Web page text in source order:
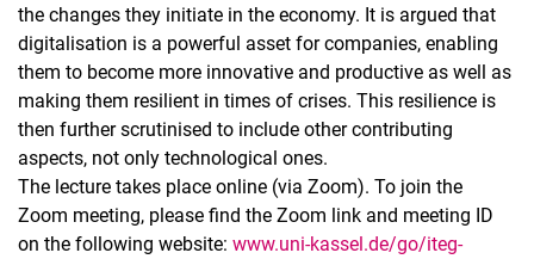
the changes they initiate in the economy. It is argued that
digitalisation is a powerful asset for companies, enabling
them to become more innovative and productive as well as
making them resilient in times of crises. This resilience is
then further scrutinised to include other contributing
aspects, not only technological ones.
The lecture takes place online (via Zoom). To join the
Zoom meeting, please find the Zoom link and meeting ID
on the following website: www.uni-kassel.de/go/iteg-